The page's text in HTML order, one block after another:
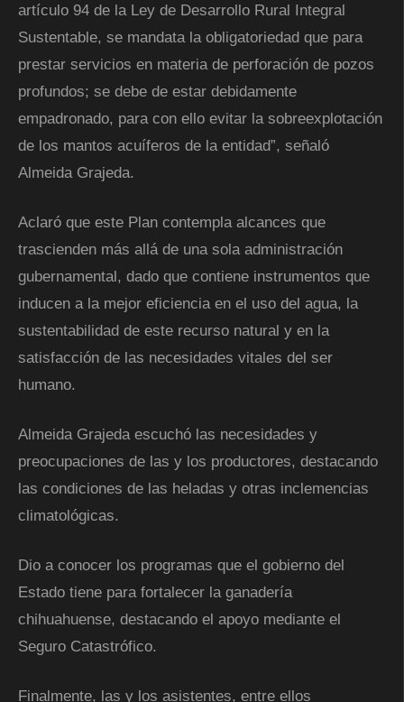
artículo 94 de la Ley de Desarrollo Rural Integral
Sustentable, se mandata la obligatoriedad que para
prestar servicios en materia de perforación de pozos
profundos; se debe de estar debidamente
empadronado, para con ello evitar la sobreexplotación
de los mantos acuíferos de la entidad”, señaló
Almeida Grajeda.
Aclaró que este Plan contempla alcances que
trascienden más allá de una sola administración
gubernamental, dado que contiene instrumentos que
inducen a la mejor eficiencia en el uso del agua, la
sustentabilidad de este recurso natural y en la
satisfacción de las necesidades vitales del ser
humano.
Almeida Grajeda escuchó las necesidades y
preocupaciones de las y los productores, destacando
las condiciones de las heladas y otras inclemencias
climatológicas.
Dio a conocer los programas que el gobierno del
Estado tiene para fortalecer la ganadería
chihuahuense, destacando el apoyo mediante el
Seguro Catastrófico.
Finalmente, las y los asistentes, entre ellos